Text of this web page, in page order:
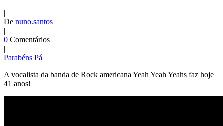
|
De nuno.santos
|
0 Comentários
|
Parabéns Pá
A vocalista da banda de Rock americana Yeah Yeah Yeahs faz hoje
41 anos!